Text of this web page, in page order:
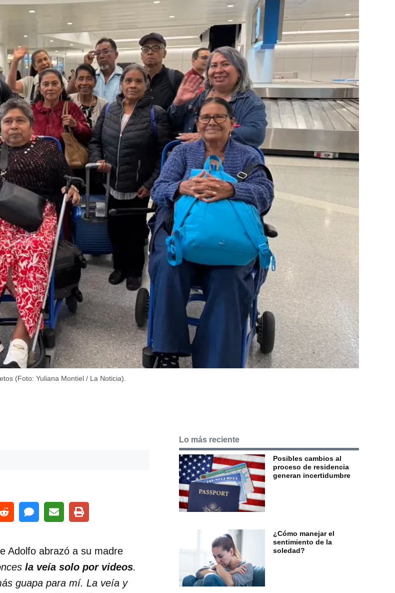
(Foto: Yuliana Montiel / La Noticia).
Adolfo abrazó a su madre
la veía solo por videos.
guapa para mí. La veía y
Lo más reciente
Posibles cambios al
proceso de residencia
generan incertidumbre
¿Cómo manejar el
sentimiento de la
soledad?